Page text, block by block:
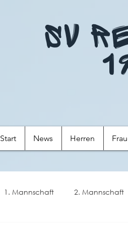
SV
Start News Herren
1. Mannschaft 2. Mannschaft